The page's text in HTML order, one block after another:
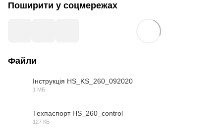
Поширити у соцмережах
Файли
Інструкція HS_KS_260_092020
1 МБ
Техпаспорт HS_260_control
127 КБ